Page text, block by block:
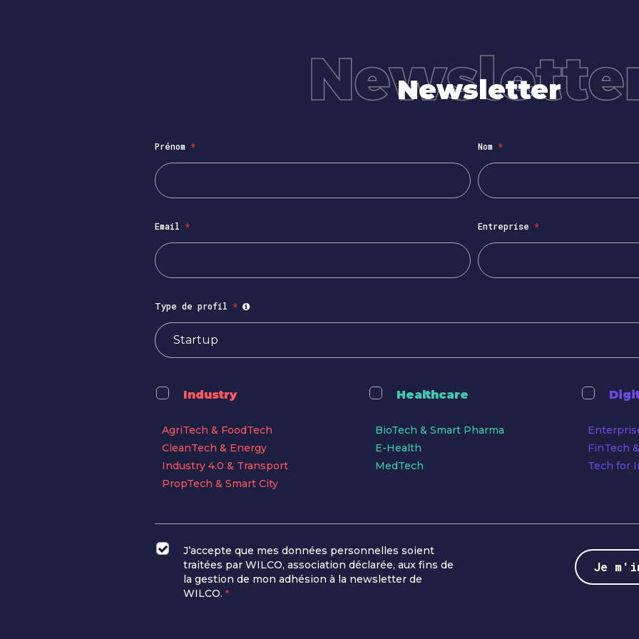
Newsletter
Prénom * Nom *
Email * Entreprise *
Type de profil *
Industry
AgriTech & FoodTech
CleanTech & Energy
Industry 4.0 & Transport
PropTech & Smart City
Healthcare
BioTech & Smart Pharma
E-Health
MedTech
FinTech
Tech for
J’accepte que mes données personnelles soient
traitées par WILCO, association déclarée, aux fins de
la gestion de mon adhésion à la newsletter de
WILCO. *